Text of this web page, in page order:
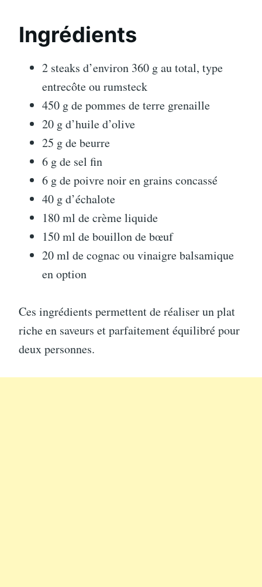
Ingrédients
2 steaks d’environ 360 g au total, type
entrecôte ou rumsteck
450 g de pommes de terre grenaille
20 g d’huile d’olive
25 g de beurre
6 g de sel fin
6 g de poivre noir en grains concassé
40 g d’échalote
180 ml de crème liquide
150 ml de bouillon de bœuf
20 ml de cognac ou vinaigre balsamique
en option
Ces ingrédients permettent de réaliser un plat
riche en saveurs et parfaitement équilibré pour
deux personnes.